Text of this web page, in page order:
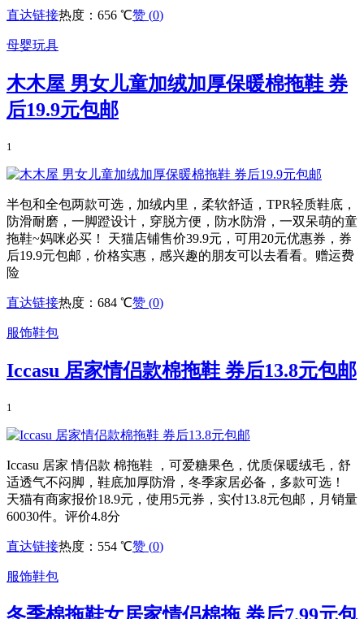
直达链接热度：656 ℃赞 (0)
母婴玩具
木木屋 男女儿童加绒加厚保暖棉拖鞋 券
后19.9元包邮
1
半包和全包两款可选，加绒内里，柔软舒适，TPR轻质鞋底，
防滑耐磨，一脚蹬设计，穿脱方便，防水防滑，一双呆萌的童
拖鞋~妈咪必买！ 天猫店铺售价39.9元，可用20元优惠券，券
后19.9元包邮，价格实惠，感兴趣的朋友可以去看看。赠运费
险
直达链接热度：684 ℃赞 (0)
服饰鞋包
Iccasu 居家情侣款棉拖鞋 券后13.8元包邮
1
Iccasu 居家 情侣款 棉拖鞋 ，可爱糖果色，优质保暖绒毛，舒
适透气不闷脚，鞋底加厚防滑，冬季家居必备，多款可选！
天猫有商家报价18.9元，使用5元券，实付13.8元包邮，月销量
60030件。评价4.8分
直达链接热度：554 ℃赞 (0)
服饰鞋包